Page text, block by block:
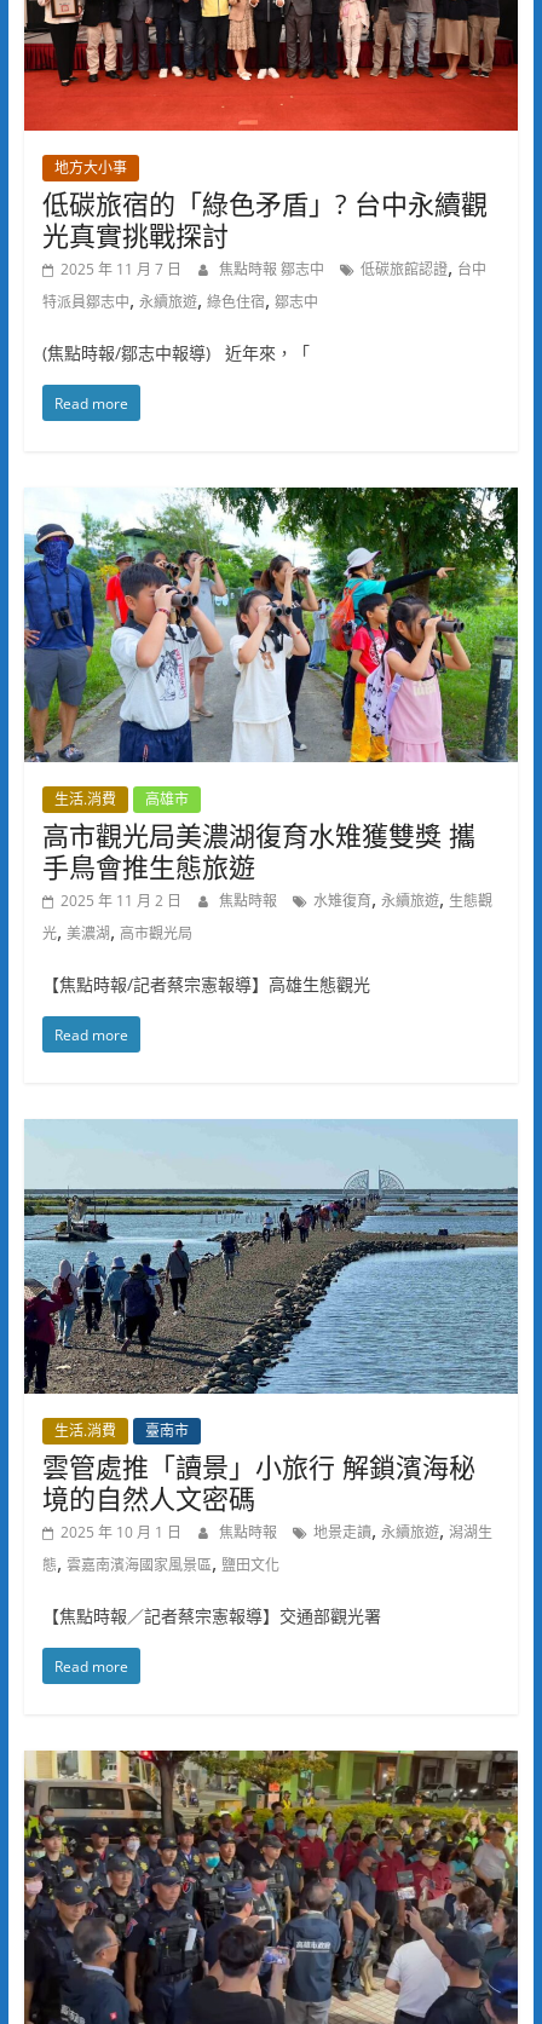
地方大小事
低碳旅宿的「綠色矛盾」? 台中永續觀
光真實挑戰探討
2025 年 11 月 7 日 焦點時報 鄒志中 低碳旅館認證, 台中
特派員鄒志中, 永續旅遊, 綠色住宿, 鄒志中
(焦點時報/鄒志中報導) 近年來，「
Read more
生活.消費 高雄市
高市觀光局美濃湖復育水雉獲雙獎 攜
手鳥會推生態旅遊
2025 年 11 月 2 日 焦點時報 水雉復育, 永續旅遊, 生態觀
光, 美濃湖, 高市觀光局
【焦點時報/記者蔡宗憲報導】高雄生態觀光
Read more
生活.消費 臺南市
雲管處推「讀景」小旅行 解鎖濱海秘
境的自然人文密碼
2025 年 10 月 1 日 焦點時報 地景走讀, 永續旅遊, 潟湖生
態, 雲嘉南濱海國家風景區, 鹽田文化
【焦點時報／記者蔡宗憲報導】交通部觀光署
Read more